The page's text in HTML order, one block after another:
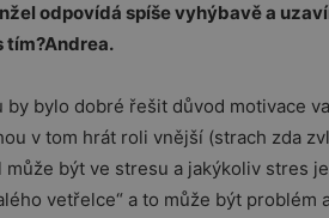
odpovídá spíše vyhýbavě a
tím?Andrea.
bylo dobré řešit důvod motivace
v tom hrát roli vnější (strach zda
být ve stresu a jakýkoliv stres
vetřelce“ a to může být problém